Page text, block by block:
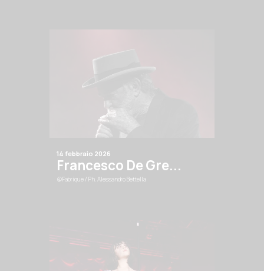
14 febbraio 2026
Francesco De Gre...
@Fabrique / Ph. Alessandro Bettella